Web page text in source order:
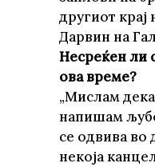
другиот крај
Дарвин на
Несреќен ли
ова време?
„Мислам
напишам
се одвива
некоја